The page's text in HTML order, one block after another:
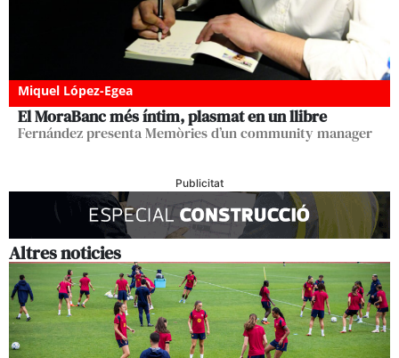
Miquel López-Egea
El MoraBanc més íntim, plasmat en un llibre
Fernández presenta Memòries d’un community manager
Publicitat
Altres noticies